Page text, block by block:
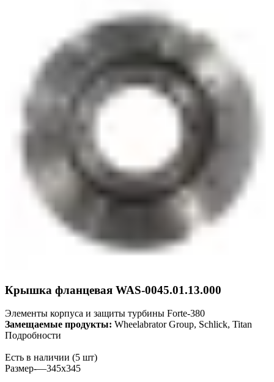
Крышка фланцевая WAS-0045.01.13.000
Элементы корпуса и защиты турбины Forte-380
Замещаемые продукты: Wheelabrator Group, Schlick, Titan
Подробности
Есть в наличии (5 шт)
Размер-—345x345